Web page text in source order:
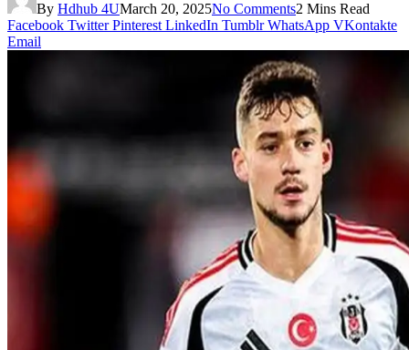
By Hdhub 4UMarch 20, 2025No Comments2 Mins Read
Facebook Twitter Pinterest LinkedIn Tumblr WhatsApp VKontakte
Email